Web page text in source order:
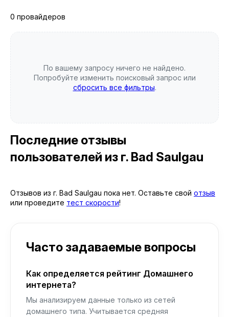
0 провайдеров
По вашему запросу ничего не найдено.
Попробуйте изменить поисковый запрос или
сбросить все фильтры.
Последние отзывы
пользователей из г. Bad Saulgau
Отзывов из г. Bad Saulgau пока нет. Оставьте свой отзыв
или проведите тест скорости!
Часто задаваемые вопросы
Как определяется рейтинг Домашнего
интернета?
Мы анализируем данные только из сетей
домашнего типа. Учитывается средняя